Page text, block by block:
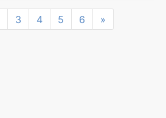
3 4 5 6 »